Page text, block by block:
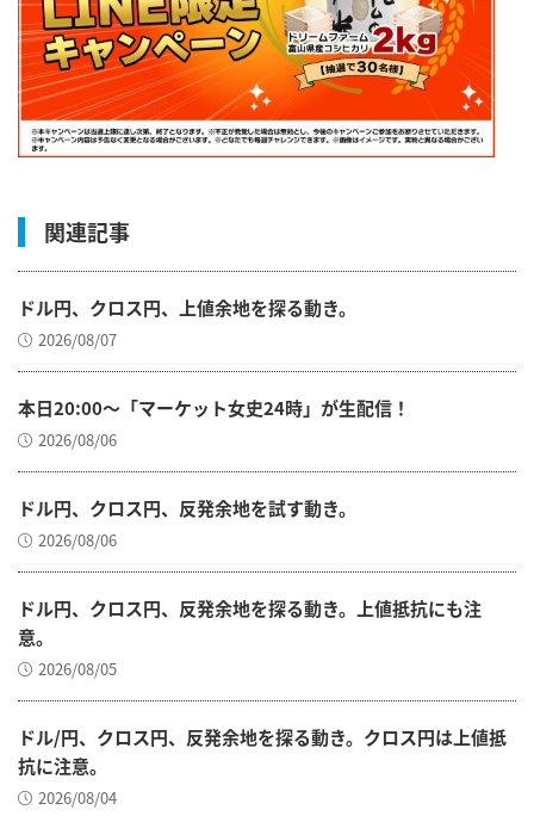
関連記事
ドル円、クロス円、上値余地を探る動き。
2026/08/07
本日20:00～「マーケット女史24時」が生配信！
2026/08/06
ドル円、クロス円、反発余地を試す動き。
2026/08/06
ドル円、クロス円、反発余地を探る動き。上値抵抗にも注
意。
2026/08/05
ドル/円、クロス円、反発余地を探る動き。クロス円は上値抵
抗に注意。
2026/08/04